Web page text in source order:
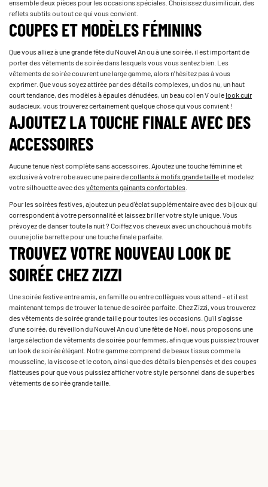
ensemble deux pièces pour les occasions spéciales. Choisissez du similicuir, des
reflets subtils ou tout ce qui vous convient.
COUPES ET MODÈLES FÉMININS
Que vous alliez à une grande fête du Nouvel An ou à une soirée, il est important de
porter des vêtements de soirée dans lesquels vous vous sentez bien. Les
vêtements de soirée couvrent une large gamme, alors n'hésitez pas à vous
exprimer. Que vous soyez attirée par des détails complexes, un dos nu, un haut
court tendance, des modèles à épaules dénudées, un beau col en V ou lelook cuir
audacieux, vous trouverez certainement quelque chose qui vous convient !
AJOUTEZ LA TOUCHE FINALE AVEC DES
ACCESSOIRES
Aucune tenue n'est complète sans accessoires. Ajoutez une touche féminine et
exclusive à votre robe avec une paire decollants à motifs grande tailleet modelez
votre silhouette avec desvêtements gainants confortables
Pour les soirées festives, ajoutez un peu d'éclat supplémentaire avec des bijoux qui
correspondent à votre personnalité et laissez briller votre style unique. Vous
prévoyez de danser toute la nuit ? Coiffez vos cheveux avec un chouchou à motifs
ou une jolie barrette pour une touche finale parfaite.
TROUVEZ VOTRE NOUVEAU LOOK DE
SOIRÉE CHEZ ZIZZI
Une soirée festive entre amis, en famille ou entre collègues vous attend - et il est
maintenant temps de trouver la tenue de soirée parfaite. Chez Zizzi, vous trouverez
des vêtements de soirée grande taille pour toutes les occasions. Qu'il s'agisse
d'une soirée, du réveillon du Nouvel An ou d'une fête de Noël, nous proposons une
large sélection de vêtements de soirée pour femmes, afin que vous puissiez trouver
un look de soirée élégant. Notre gamme comprend de beaux tissus comme la
mousseline, la viscose et le coton, ainsi que des détails bien pensés et des coupes
flatteuses pour que vous puissiez afficher votre style personnel dans de superbes
vêtements de soirée grande taille.